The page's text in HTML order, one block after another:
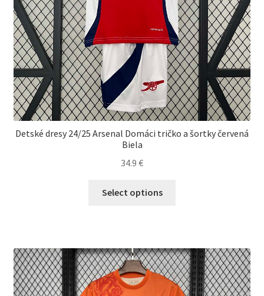
Detské dresy 24/25 Arsenal Domáci tričko a šortky červená
Biela
34.9 €
Select options
Možnosti
si
môžete